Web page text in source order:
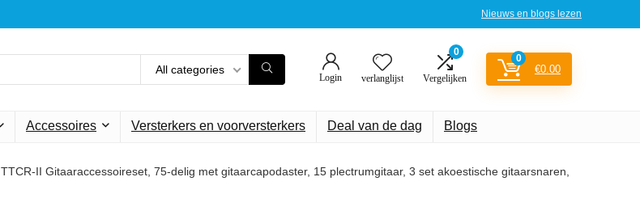
Nieuws en blogs lezen
All categories
Login verlanglijst
0
Vergelijken
0
€0.00
Accessoires Versterkers en voorversterkers Deal van de dag Blogs
TTCR-II Gitaaraccessoireset, 75-delig met gitaarcapodaster, 15 plectrumgitaar, 3 set akoestische gitaarsnaren,